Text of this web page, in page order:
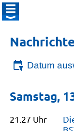
Datum
Samstag,
21.27 Uhr